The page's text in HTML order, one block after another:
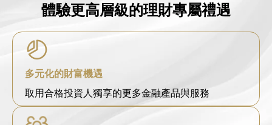
體驗更高層級的理財專屬禮遇
多元化的財富機遇
取用合格投資人獨享的更多金融產品與服務